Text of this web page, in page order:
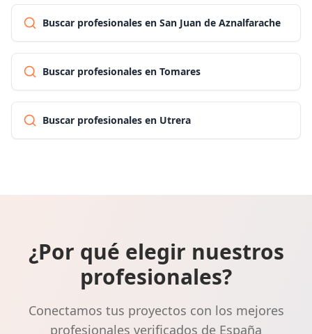
Buscar profesionales en San Juan de Aznalfarache
Buscar profesionales en Tomares
Buscar profesionales en Utrera
¿Por qué elegir nuestros
profesionales?
Conectamos tus proyectos con los mejores
profesionales verificados de España